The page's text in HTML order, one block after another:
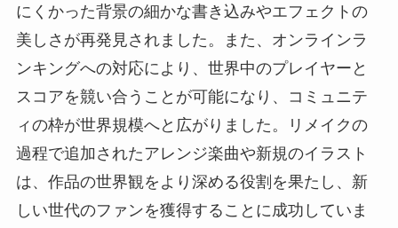
にくかった背景の細かな書き込みやエフェクトの
美しさが再発見されました。また、オンラインラ
ンキングへの対応により、世界中のプレイヤーと
スコアを競い合うことが可能になり、コミュニテ
ィの枠が世界規模へと広がりました。リメイクの
過程で追加されたアレンジ楽曲や新規のイラスト
は、作品の世界観をより深める役割を果たし、新
しい世代のファンを獲得することに成功していま